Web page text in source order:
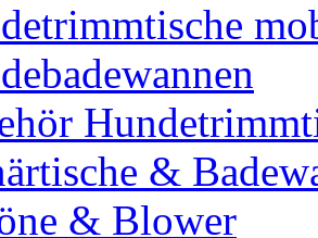
&
& Blower